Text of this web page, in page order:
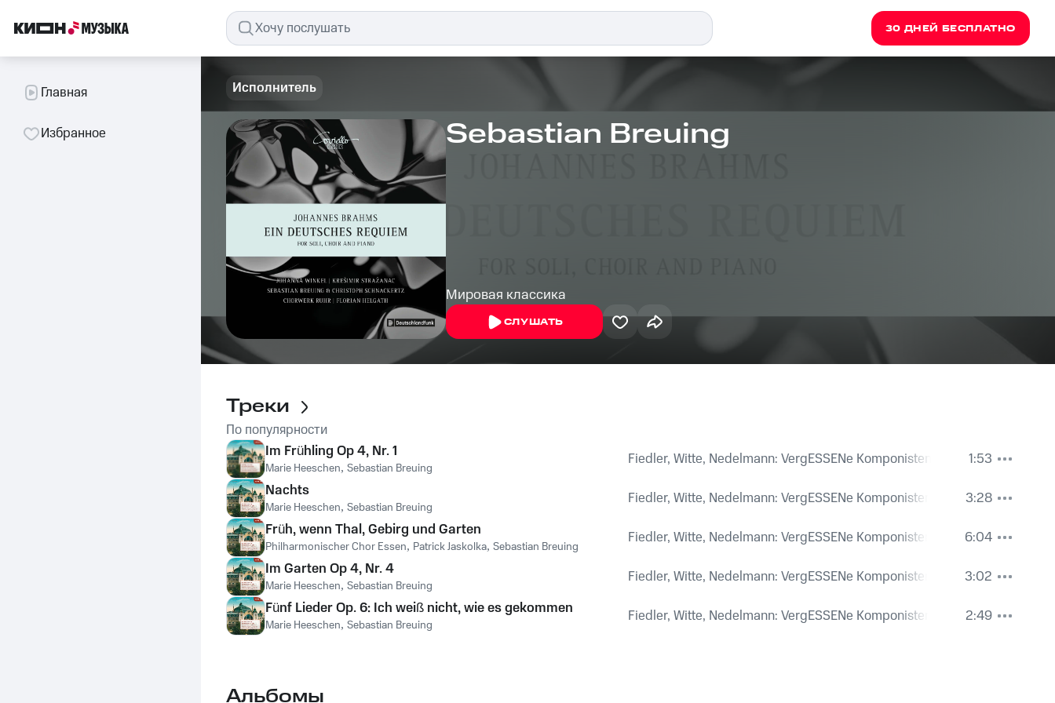
30 ДНЕЙ БЕСПЛАТНО
Главная
Избранное
Исполнитель
Sebastian Breuing
Мировая классика
СЛУШАТЬ
Треки
По популярности
Im Frühling Op 4, Nr. 1
Marie Heeschen, Sebastian Breuing Fiedler, Witte, Nedelmann: VergESSENe Komponisten
1:53
Nachts
Marie Heeschen, Sebastian Breuing Fiedler, Witte, Nedelmann: VergESSENe Komponisten
3:28
Früh, wenn Thal, Gebirg und Garten
Philharmonischer Chor Essen, Patrick Jaskolka, Sebastian Breuing Fiedler, Witte, Nedelmann: VergESSENe Komponisten
6:04
Im Garten Op 4, Nr. 4
Marie Heeschen, Sebastian Breuing Fiedler, Witte, Nedelmann: VergESSENe Komponisten
3:02
Fünf Lieder Op. 6: Ich weiß nicht, wie es gekommen
Marie Heeschen, Sebastian Breuing Fiedler, Witte, Nedelmann: VergESSENe Komponisten 2:49
Альбомы